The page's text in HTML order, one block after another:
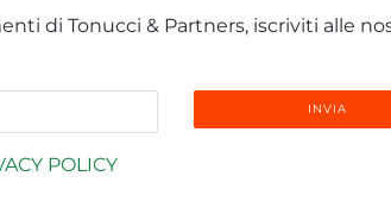
di Tonucci & Partners, iscriviti alle
POLICY